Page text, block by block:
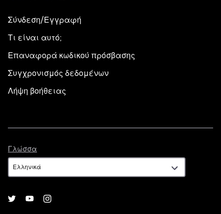
Σύνδεση/Εγγραφή
Τι είναι αυτό;
Επαναφορά κωδικού πρόσβασης
Συγχρονισμός δεδομένων
Λήψη βοήθειας
Γλώσσα